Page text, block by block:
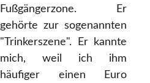
Fußgängerzone. Er
gehörte zur sogenannten
"Trinkerszene". Er kannte
mich, weil ich ihm
häufiger einen Euro